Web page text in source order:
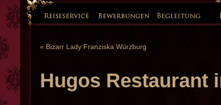
« Bizarr Lady Franziska Würzburg
Hugos Restaurant